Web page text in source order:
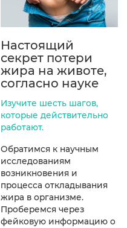
Настоящий
секрет потери
жира на животе,
согласно науке
Изучите шесть шагов,
которые действительно
работают.
Обратимся к научным
исследованиям
возникновения и
процесса откладывания
жира в организме.
Проберемся через
фейковую информацию о